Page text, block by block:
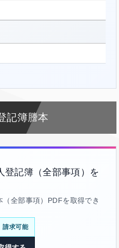
記簿謄本
登記簿（全部事項）を
全部事項）PDFを取得でき
請求可能